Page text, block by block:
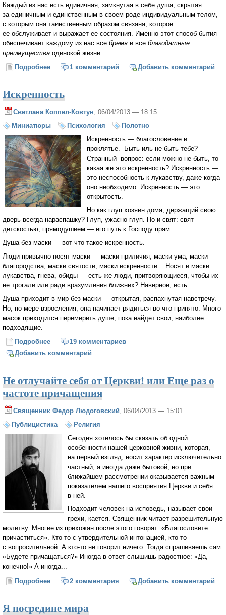
Каждый из нас есть единичная, замкнутая в себе душа, скрытая
за единичным и единственным в своем роде индивидуальным телом,
с которым она таинственным образом связана, которое
ее обслуживает и выражает ее состояния. Именно этот способ бытия
обеспечивает каждому из нас все бремя и все благодатные
преимущества одинокой жизни.
Подробнее о Об искренности (Иван Ильин)
1 комментарий Добавить комментарий
Искренность
Светлана Коппел-Ковтун, 06/04/2013 — 18:15
Миниатюры
Психология
Полотно
Искренность — благословение и
проклятье. Быть иль не быть тебе?
Странный вопрос: если можно не быть, то
какая же это искренность? Искренность —
это неспособность к лукавству, даже когда
оно необходимо. Искренность — это
открытость.
Но как глуп хозяин дома, держащий свою
дверь всегда нараспашку? Глуп, ужасно глуп. Но и свят: свят
детскостью, прямодушием — его путь к Господу прям.
Душа без маски — вот что такое искренность.
Люди привычно носят маски — маски приличия, маски ума, маски
благородства, маски святости, маски искренности... Носят и маски
лукавства, гнева, обиды — есть же люди, притворяющиеся, чтобы их
не трогали или ради вразумления ближних? Наверное, есть.
Душа приходит в мир без маски — открытая, распахнутая навстречу.
Но, по мере взросления, она начинает рядиться во что принято. Много
масок приходится перемерить душе, пока найдет свои, наиболее
подходящие.
Подробнее о Искренность
19 комментариев
Добавить комментарий
Не отлучайте себя от Церкви! или Еще раз о
частоте причащения
Священник Федор Людоговский, 06/04/2013 — 15:01
Публицистика
Религия
Сегодня хотелось бы сказать об одной
особенности нашей церковной жизни, которая,
на первый взгляд, носит характер исключительно
частный, а иногда даже бытовой, но при
ближайшем рассмотрении оказывается важным
показателем нашего восприятия Церкви и себя
в ней.
Подходит человек на исповедь, называет свои
грехи, кается. Священник читает разрешительную
молитву. Многие из прихожан после этого говорят: «Благословите
причаститься». Кто-то с утвердительной интонацией, кто-то —
с вопросительной. А кто-то не говорит ничего. Тогда спрашиваешь сам:
«Будете причащаться?» Иногда в ответ слышишь радостное: «Да,
конечно!» А иногда...
Подробнее о Не отлучайте себя от Церкви! или Еще раз о
2 комментария Добавить комментарий
Я посредине мира